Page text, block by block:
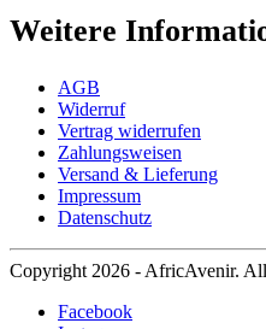
Weitere
AGB
Widerruf
Vertrag widerrufen
Zahlungsweisen
Versand & Lieferung
Impressum
Datenschutz
Copyright 2026 - AfricAvenir. All
Facebook